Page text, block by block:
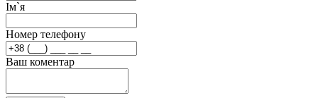
Ім`я
Номер телефону
Ваш коментар